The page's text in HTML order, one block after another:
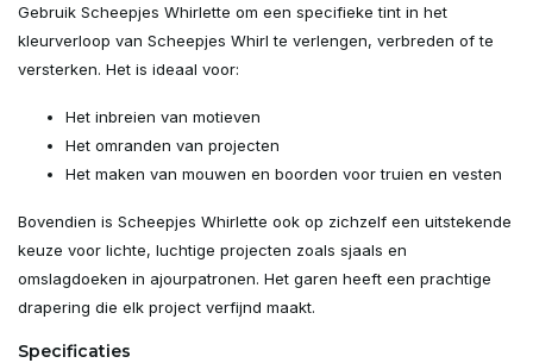
Gebruik Scheepjes Whirlette om een specifieke tint in het
kleurverloop van Scheepjes Whirl te verlengen, verbreden of te
versterken. Het is ideaal voor:
Het inbreien van motieven
Het omranden van projecten
Het maken van mouwen en boorden voor truien en vesten
Bovendien is Scheepjes Whirlette ook op zichzelf een uitstekende
keuze voor lichte, luchtige projecten zoals sjaals en
omslagdoeken in ajourpatronen. Het garen heeft een prachtige
drapering die elk project verfijnd maakt.
Specificaties